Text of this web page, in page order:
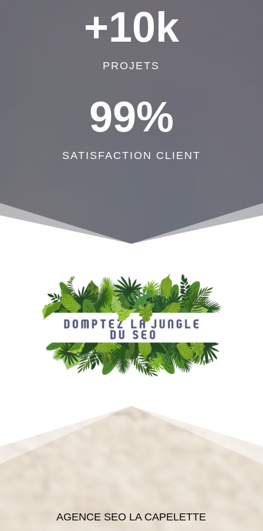
+10k
PROJETS
99%
SATISFACTION CLIENT
AGENCE SEO LA CAPELETTE